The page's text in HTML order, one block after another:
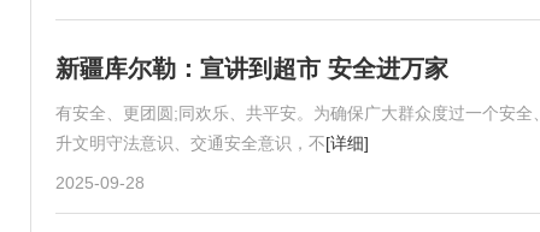
新疆库尔勒：宣讲到超市 安全进万家
有安全、更团圆;同欢乐、共平安。为确保广大群众度过一个安
升文明守法意识、交通安全意识，不[详细]
2025-09-28